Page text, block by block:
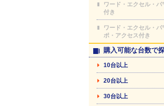
ワード・エクセル・パ
付き
ワード・エクセル・パ
ポ・アクセス付き
購入可能な台数で
10台以上
20台以上
30台以上